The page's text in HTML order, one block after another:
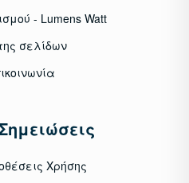
- Lumens Watt
σελίδων
Χρήσης